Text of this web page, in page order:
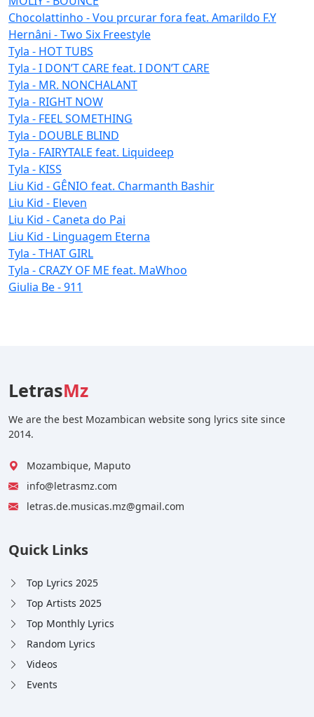
Chocolattinho - Vou prcurar fora feat. Amarildo F.Y
Hernâni - Two Six Freestyle
Tyla - HOT TUBS
Tyla - I DON’T CARE feat. I DON’T CARE
Tyla - MR. NONCHALANT
Tyla - RIGHT NOW
Tyla - FEEL SOMETHING
Tyla - DOUBLE BLIND
Tyla - FAIRYTALE feat. Liquideep
Tyla - KISS
Liu Kid - GÊNIO feat. Charmanth Bashir
Liu Kid - Eleven
Liu Kid - Caneta do Pai
Liu Kid - Linguagem Eterna
Tyla - THAT GIRL
Tyla - CRAZY OF ME feat. MaWhoo
Giulia Be - 911
LetrasMz
We are the best Mozambican website song lyrics site since
2014.
Mozambique, Maputo
info@letrasmz.com
letras.de.musicas.mz@gmail.com
Quick Links
Top Lyrics 2025
Top Artists 2025
Top Monthly Lyrics
Random Lyrics
Videos
Events